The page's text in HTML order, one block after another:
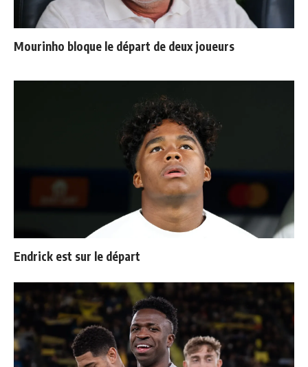
Mourinho bloque le départ de deux joueurs
Endrick est sur le départ